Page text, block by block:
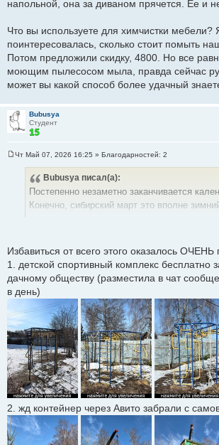
напольной, она за диваном прячется. Ее и
Что вы используете для химчистки мебели?
поинтересовалась, сколько стоит помыть
Потом предложили скидку, 4800. Но все
моющим пылесосом мыла, правда сейчас
может вы какой способ более удачный
Bubusya
Студент
Чт Май 07, 2026 16:25 » Благодарностей: 2
Bubusya писал(а):
Постепенно незаметно заканчивается
Конечно, сибирский март это вполне
Пока в голову приходят мысли об
1. Надо избавиться от
как сарай, но с появлением гаража
бы с самовывозом. Интересно, покупают ли
2. Надо избавиться отлетнего душа(не
металлический куб-накопитель на ножках,
сварная. Тоже бы продать с самовывозом.
На фото за качелями летний душ и слева
листьями девичьего винограда
Избавиться от всего этого оказалось ОЧЕНЬ
1. детской спортивный комплекс бесплатно
дачному обществу (разместила в чат
в день)
2. жд контейнер через Авито забрали с